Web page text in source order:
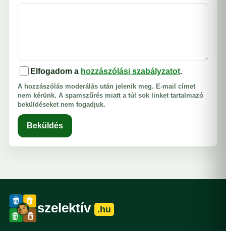
Elfogadom a hozzászólási szabályzatot.
A hozzászólás moderálás után jelenik meg. E-mail címet
nem kérünk. A spamszűrés miatt a túl sok linket tartalmazó
beküldéseket nem fogadjuk.
Beküldés
szelektív .hu